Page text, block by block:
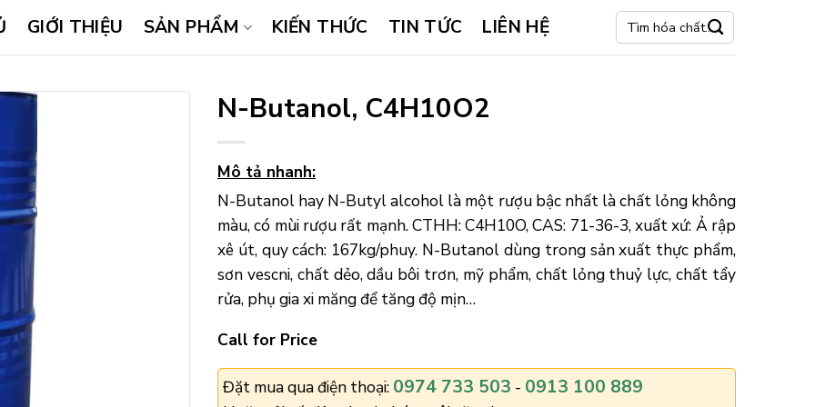
GIỚI THIỆU SẢN PHẨM KIẾN THỨC TIN TỨC LIÊN HỆ
Tìm
kiếm:
N-Butanol, C4H10O2
Mô tả nhanh:
N-Butanol hay N-Butyl alcohol là một rượu bậc nhất là chất lỏng không
màu, có mùi rượu rất mạnh. CTHH: C4H10O, CAS: 71-36-3, xuất xứ: Ả rập
xê út, quy cách: 167kg/phuy. N-Butanol dùng trong sản xuất thực phẩm,
sơn vescni, chất dẻo, dầu bôi trơn, mỹ phẩm, chất lỏng thuỷ lực, chất tẩy
rửa, phụ gia xi măng để tăng độ mịn…
Call for Price
Đặt mua qua điện thoại: 0974 733 503 - 0913 100 889